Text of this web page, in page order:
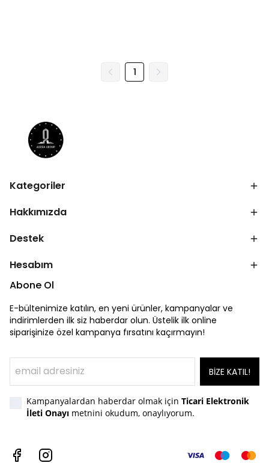
1
Kategoriler
Hakkımızda
Destek
Hesabım
Abone Ol
E-bültenimize katılın, en yeni ürünler, kampanyalar ve
indirimlerden ilk siz haberdar olun. Üstelik ilk online
siparişinize özel kampanya fırsatını kaçırmayın!
BİZE KATIL!
Kampanyalardan haberdar olmak için Ticari Elektronik
İleti Onayı metnini okudum, onaylıyorum.